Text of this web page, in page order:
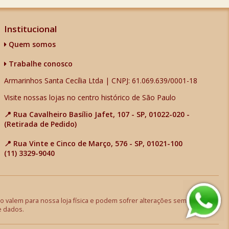
Institucional
Quem somos
Trabalhe conosco
Armarinhos Santa Cecília Ltda | CNPJ: 61.069.639/0001-18
Visite nossas lojas no centro histórico de São Paulo
📍 Rua Cavalheiro Basílio Jafet, 107 - SP, 01022-020 -
(Retirada de Pedido)
📍 Rua Vinte e Cinco de Março, 576 - SP, 01021-100
(11) 3329-9040
para nossa loja física e podem sofrer alterações sem aviso
dados.